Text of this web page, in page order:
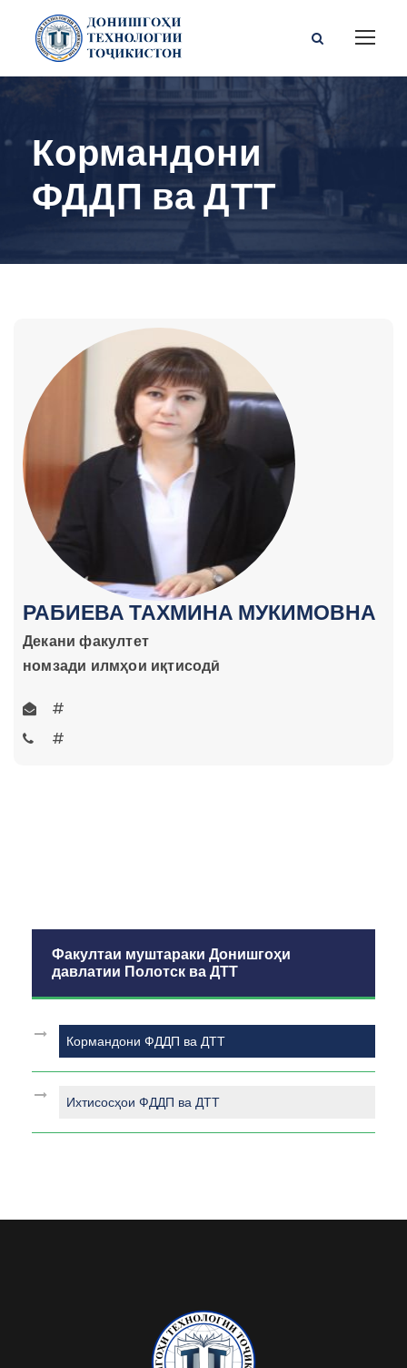
Кормандони
ФДДП ва ДТТ
РАБИЕВА ТАХМИНА МУКИМОВНА
Декани факултет
номзади илмҳои иқтисодӣ
#
#
Факултаи муштараки Донишгоҳи
давлатии Полотск ва ДТТ
Кормандони ФДДП ва ДТТ
Ихтисосҳои ФДДП ва ДТТ